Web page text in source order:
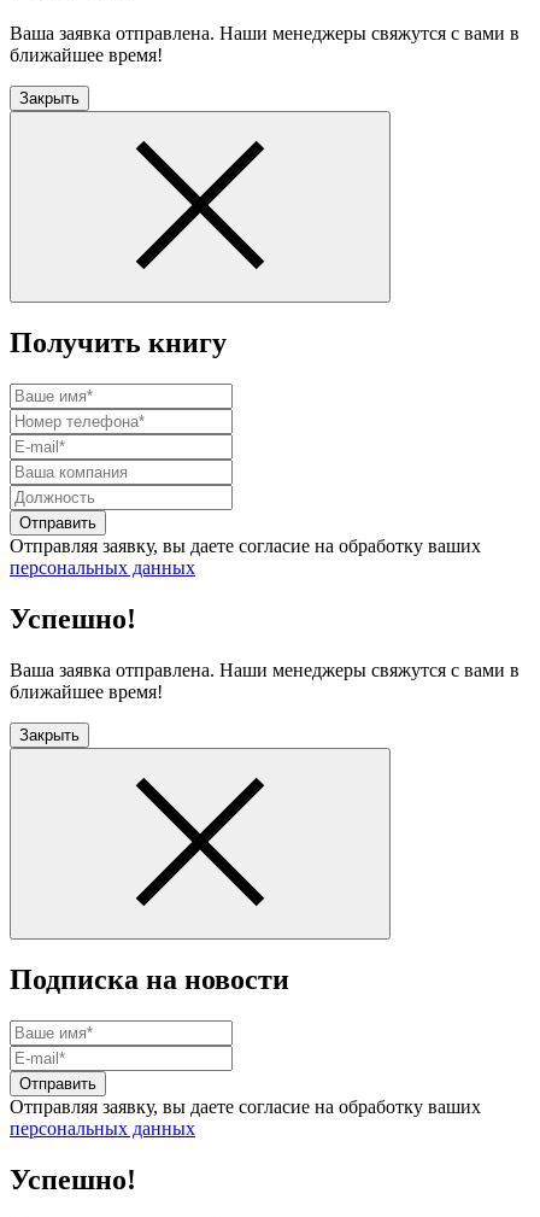
Ваша заявка отправлена. Наши менеджеры свяжутся с вами в
ближайшее время!
Закрыть
Получить книгу
Отправить
Отправляя заявку, вы даете согласие на обработку ваших
персональных данных
Успешно!
Ваша заявка отправлена. Наши менеджеры свяжутся с вами в
ближайшее время!
Закрыть
Подписка на новости
Отправить
Отправляя заявку, вы даете согласие на обработку ваших
персональных данных
Успешно!